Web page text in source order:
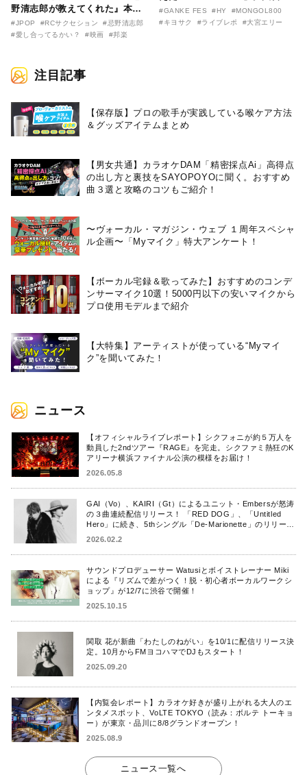
野清志郎が教えてくれた』本予
告映像とキービジュアルがつい
に解禁！ キヨシロー関連商品も
#JPOP #RCサクセション
#忌野清志郎
#愛し合ってるかい？
#映画 #邦楽
リー作『アイヌの神々の崖』を
前に、キヨサク
#GANKE FES #HY
#MONGOL800
#キヨサク
#ライブレポ #大宮エリー
注目記事
【保存版】プロの歌手が実践している喉ケア⽅法
＆グッズアイテムまとめ
【男女共通】カラオケDAM「精密採点Ai」高得点
の出し方と裏技をSAYOPOYOに聞く。おすすめ
曲３選と攻略のコツもご紹介！
〜ヴォーカル・マガジン・ウェブ １周年スペシャ
ル企画〜「Myマイク」特大アンケート！
【ボーカル宅録＆歌ってみた】おすすめのコンデ
ンサーマイク10選！5000円以下の安いマイクから
プロ使用モデルまで紹介
【大特集】アーティストが使っている“Myマイ
ク”を聞いてみた！
ニュース
【オフィシャルライブレポート】シクフォニが約５万人を
動員した2ndツアー『RAGE』を完走。シクファミ熱狂のK
アリーナ横浜ファイナル公演の模様をお届け！
2026.05.8
GAI（Vo）、KAIRI（Gt）によるユニット・Embersが怒涛
の３曲連続配信リリース！ 「RED DOG」、「Untitled
Hero」に続き、5thシングル「De-Marionette」のリリース
2026.02.2
サウンドプロデューサー Watusiとボイストレーナー Miki
による『リズムで差がつく！脱・初心者ボーカルワークシ
ョップ』が12/7に渋谷で開催！
2025.10.15
関取 花が新曲「わたしのねがい」を10/1に配信リリース決
定。10月からFMヨコハマでDJもスタート！
2025.09.20
【内覧会レポート】カラオケ好きが盛り上がれる大人のエ
ンタメスポット、VoLTE TOKYO（読み：ボルテ トーキョ
ー）が東京・品川に8/8グランドオープン！
2025.08.9
ニュース一覧へ